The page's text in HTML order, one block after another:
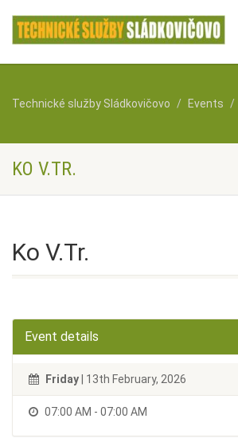
Technické služby Sládkovičovo Events
KO V.TR.
Ko V.Tr.
Event details
Friday | 13th February, 2026
07:00 AM - 07:00 AM